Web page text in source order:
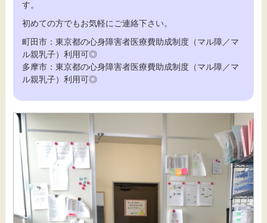
す。
初めての方でもお気軽にご連絡下さい。
町田市：東京都の心身障害者医療費助成制度（マル障／マ
ル親乳子）利用可◎
多摩市：東京都の心身障害者医療費助成制度（マル障／マ
ル親乳子）利用可◎